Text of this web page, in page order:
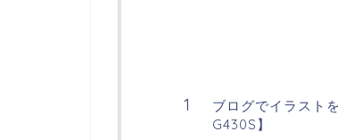
ブログでイラスト
G430S】